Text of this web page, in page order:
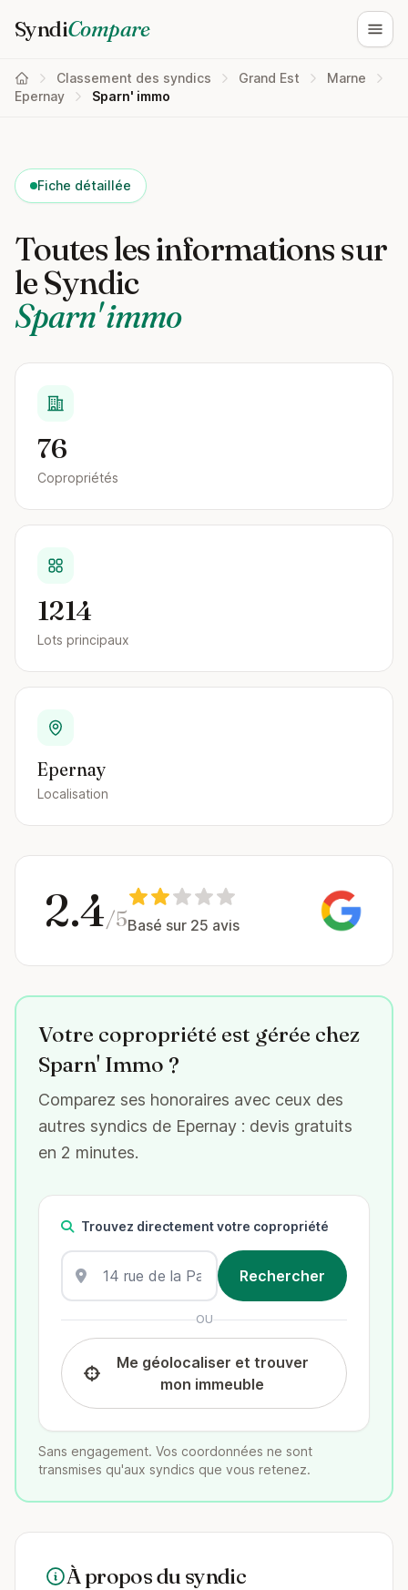
SyndiCompare
Classement des syndics Grand Est
Marne
Epernay
Sparn' immo
Fiche détaillée
Toutes les informations sur
le Syndic
Sparn' immo
76
Copropriétés
1214
Lots principaux
Epernay
Localisation
2.4/5Basé sur 25 avis
Votre copropriété est gérée chez
Sparn' Immo ?
Comparez ses honoraires avec ceux des
autres syndics de Epernay : devis gratuits
en 2 minutes.
Trouvez directement votre copropriété
OU
Me géolocaliser et trouver
mon immeuble
Sans engagement. Vos coordonnées ne sont
transmises qu'aux syndics que vous retenez.
À propos du syndic